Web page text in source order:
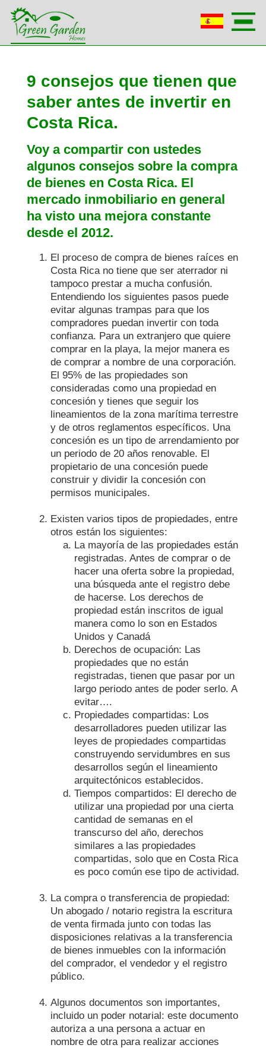
9 consejos que tienen que
saber antes de invertir en
Costa Rica.
Voy a compartir con ustedes
algunos consejos sobre la compra
de bienes en Costa Rica. El
mercado inmobiliario en general
ha visto una mejora constante
desde el 2012.
El proceso de compra de bienes raíces en
Costa Rica no tiene que ser aterrador ni
tampoco prestar a mucha confusión.
Entendiendo los siguientes pasos puede
evitar algunas trampas para que los
compradores puedan invertir con toda
confianza. Para un extranjero que quiere
comprar en la playa, la mejor manera es
de comprar a nombre de una corporación.
El 95% de las propiedades son
consideradas como una propiedad en
concesión y tienes que seguir los
lineamientos de la zona marítima terrestre
y de otros reglamentos específicos. Una
concesión es un tipo de arrendamiento por
un periodo de 20 años renovable. El
propietario de una concesión puede
construir y dividir la concesión con
permisos municipales.
Existen varios tipos de propiedades, entre
otros están los siguientes:
La mayoría de las propiedades están
registradas. Antes de comprar o de
hacer una oferta sobre la propiedad,
una búsqueda ante el registro debe
de hacerse. Los derechos de
propiedad están inscritos de igual
manera como lo son en Estados
Unidos y Canadá
Derechos de ocupación: Las
propiedades que no están
registradas, tienen que pasar por un
largo periodo antes de poder serlo. A
evitar….
Propiedades compartidas: Los
desarrolladores pueden utilizar las
leyes de propiedades compartidas
construyendo servidumbres en sus
desarrollos según el lineamiento
arquitectónicos establecidos.
Tiempos compartidos: El derecho de
utilizar una propiedad por una cierta
cantidad de semanas en el
transcurso del año, derechos
similares a las propiedades
compartidas, solo que en Costa Rica
es poco común ese tipo de actividad.
La compra o transferencia de propiedad:
Un abogado / notario registra la escritura
de venta firmada junto con todas las
disposiciones relativas a la transferencia
de bienes inmuebles con la información
del comprador, el vendedor y el registro
público.
Algunos documentos son importantes,
incluido un poder notarial: este documento
autoriza a una persona a actuar en
nombre de otra para realizar acciones